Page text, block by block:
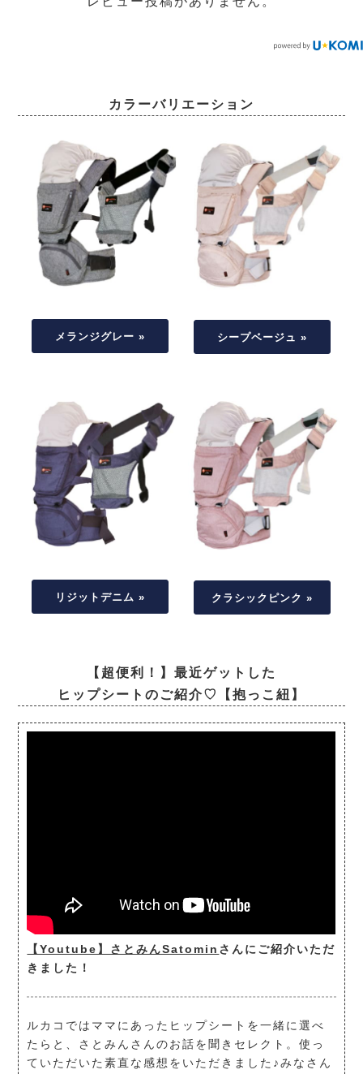
カラーバリエーション
メランジグレー » シープベージュ »
リジットデニム » クラシックピンク »
【超便利！】最近ゲットした
ヒップシートのご紹介♡【抱っこ紐】
【Youtube】さとみんSatomin さんにご紹介いただ
きました！
ルカコではママにあったヒップシートを一緒に選べ
たらと、さとみんさんのお話を聞きセレクト。使っ
ていただいた素直な感想をいただきました♪みなさん